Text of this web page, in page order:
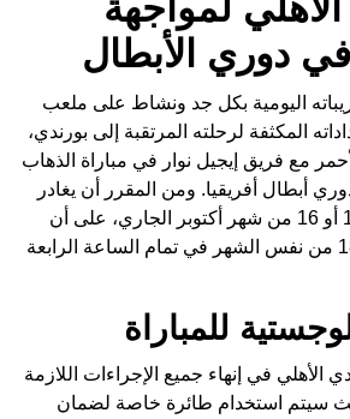
في دوري الأبطال
اليومية بكل جد ونشاط على ملعب
المكثفة لرحلته المرتقبة إلى بورندي،
مع فريق إيجيل نوار في مباراة الذهاب
بطولة دوري أبطال أفريقيا. ومن المقرر أن يغادر
الفريق البلاد إما يوم 15 أو 16 من شهر أكتوبر الجاري، على أن
تُقام المباراة في يوم 18 من نفس الشهر في تمام الساعة الرابعة
للمباراة
الأهلي في إنهاء جميع الإجراءات اللازمة
سيتم استخدام طائرة خاصة لضمان